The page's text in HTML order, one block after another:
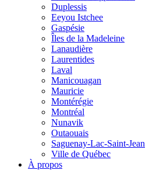
Duplessis
Eeyou Istchee
Gaspésie
Îles de la Madeleine
Lanaudière
Laurentides
Laval
Manicouagan
Mauricie
Montérégie
Montréal
Nunavik
Outaouais
Saguenay-Lac-Saint-Jean
Ville de Québec
À propos